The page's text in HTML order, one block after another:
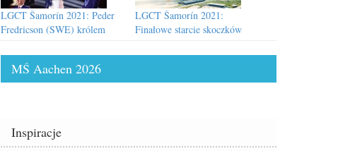
LGCT Šamorín 2021: Peder
Fredricson (SWE) królem
LGCT Šamorín 2021:
Finałowe starcie skoczków
MŚ Aachen 2026
Inspiracje